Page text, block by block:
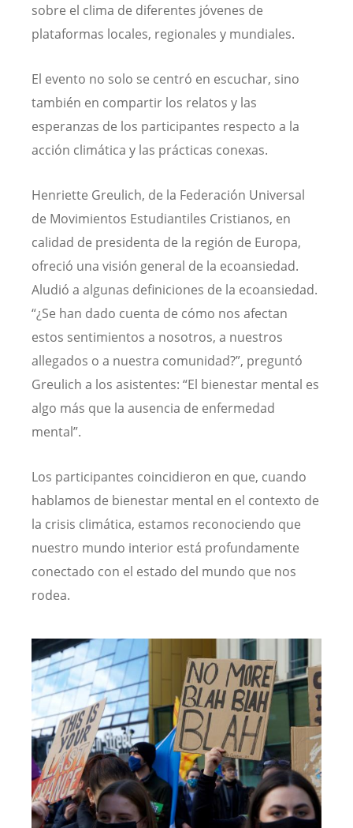
sobre el clima de diferentes jóvenes de
plataformas locales, regionales y mundiales.
El evento no solo se centró en escuchar, sino
también en compartir los relatos y las
esperanzas de los participantes respecto a la
acción climática y las prácticas conexas.
Henriette Greulich, de la Federación Universal
de Movimientos Estudiantiles Cristianos, en
calidad de presidenta de la región de Europa,
ofreció una visión general de la ecoansiedad.
Aludió a algunas definiciones de la ecoansiedad.
“¿Se han dado cuenta de cómo nos afectan
estos sentimientos a nosotros, a nuestros
allegados o a nuestra comunidad?”, preguntó
Greulich a los asistentes: “El bienestar mental es
algo más que la ausencia de enfermedad
mental”.
Los participantes coincidieron en que, cuando
hablamos de bienestar mental en el contexto de
la crisis climática, estamos reconociendo que
nuestro mundo interior está profundamente
conectado con el estado del mundo que nos
rodea.
Image